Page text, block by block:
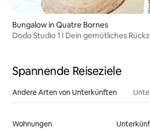
Bungalow in Quatre Bornes
Dodo Studio 1 I Dein gemütliches
Spannende Reiseziele
Andere Arten von Unterkünften
Wohnungen